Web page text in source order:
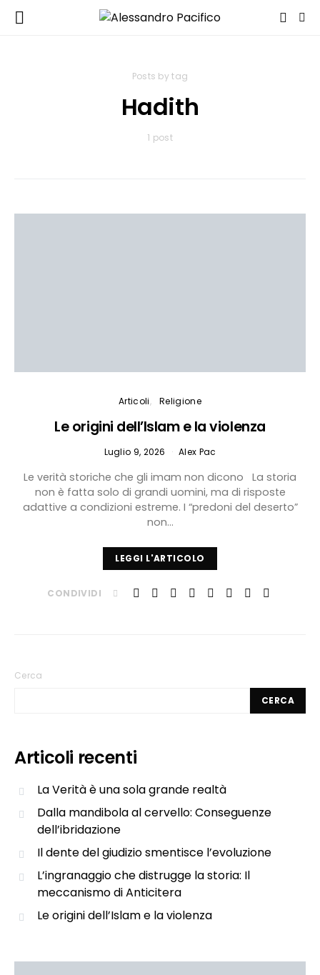
Posts by tag
Hadith
1 post
Articoli Religione
Le origini dell’Islam e la violenza
Luglio 9, 2026 Alex Pac
Le verità storiche che gli imam non dicono La storia
non è fatta solo di grandi uomini, ma di risposte
adattive a condizioni estreme. I “predoni del deserto”
non…
LEGGI L'ARTICOLO
CONDIVIDI
Cerca
CERCA
Articoli recenti
La Verità è una sola grande realtà
Dalla mandibola al cervello: Conseguenze
dell’ibridazione
Il dente del giudizio smentisce l’evoluzione
L’ingranaggio che distrugge la storia: Il
meccanismo di Anticitera
Le origini dell’Islam e la violenza